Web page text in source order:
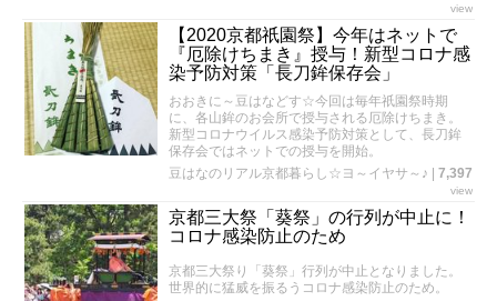
view
【2020京都祇園祭】今年はネットで
『厄除けちまき』授与！新型コロナ感
染予防対策「長刀鉾保存会」
おおきに～豆はなどす☆今回は毎年祇園祭時期
に、各山鉾のお会所で授与される厄除けちまき。
新型コロナウイルス感染予防対策として、長刀鉾
保存会ではネットでの授与を開始。
豆はなのリアル京都暮らし☆ヨ～イヤサ～♪
7,397
view
京都三大祭「葵祭」の行列が中止に！
コロナ感染防止のため
京都三大祭り「葵祭」行列が中止となりました。
世界的に猛威を振るうコロナ感染防止のため。